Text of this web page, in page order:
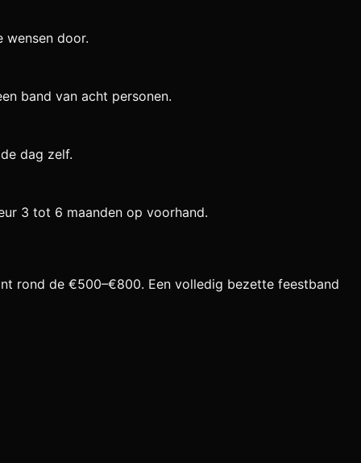
wensen door.
band van acht personen.
dag zelf.
3 tot 6 maanden op voorhand.
rond de €500–€800. Een volledig bezette feestband